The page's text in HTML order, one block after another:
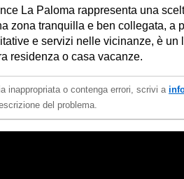
La Paloma rappresenta una
zona tranquilla e ben collegata, a
e servizi nelle vicinanze, è un
residenza o casa vacanze.
inappropriata o contenga errori, scrivi a
del problema.